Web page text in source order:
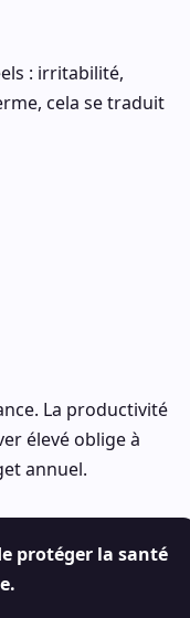
: irritabilité,
cela se traduit
La productivité
élevé oblige à
annuel.
protéger la santé